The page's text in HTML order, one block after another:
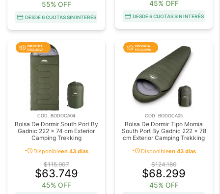
55% OFF
DESDE 6 CUOTAS SIN INTERÉS
45% OFF
DESDE 6 CUOTAS SIN INTERÉS
COD. BODOCA04
Bolsa De Dormir South Port By
Gadnic 222 x 74 cm Exterior
Camping Trekking
acuteDisponibleen 43 días
$115.907
$63.749
45% OFF
COD. BODOCA05
Bolsa De Dormir Tipo Momia
South Port By Gadnic 222 x 78
cm Exterior Camping Trekking
acuteDisponibleen 43 días
$124.180
$68.299
45% OFF